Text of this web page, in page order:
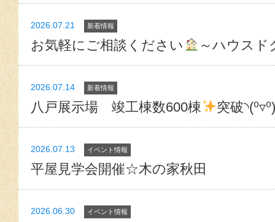
2026.07.21 新着情報
お気軽にご相談ください ～ハウスド
2026.07.14 新着情報
八戸展示場 竣工棟数600棟 突破
2026.07.13 イベント情報
平屋見学会開催☆木の家秋田
2026.06.30 イベント情報